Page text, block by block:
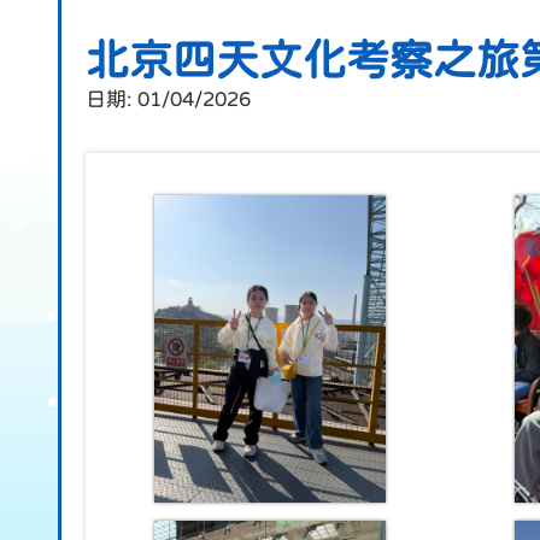
北京四天文化考察之旅
日期: 01/04/2026